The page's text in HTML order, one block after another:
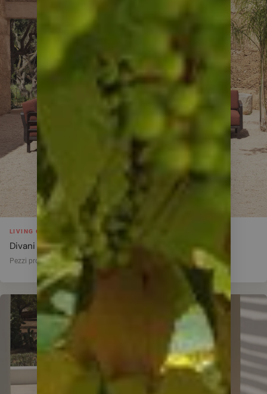
LIVING OUTDOOR
Divani e lounge set
Pezzi pronti a magazzino